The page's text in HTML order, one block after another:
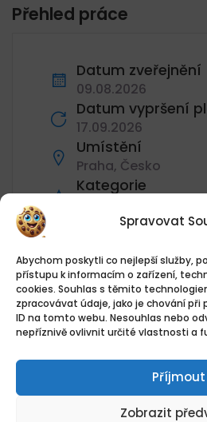
Spravovat
Abychom poskytli co nejlepší služby,
přístupu k informacím o zařízení,
cookies. Souhlas s těmito
zpracovávat údaje, jako je chování při
ID na tomto webu. Nesouhlas nebo
nepříznivě ovlivnit určité vlastnosti a
Příjmout
Zobrazit
Přehled práce
Datum zveřejnění
09.08.2026
Datum vypršení
17.09.2026
Umístění
Praha, Česko
Kategorie
Kvalifikace
zkouškou
Žádosti o
0 Aplikace
Pro odeslání životopisu
PŘIHLÁSIT /